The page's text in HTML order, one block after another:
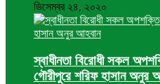
ডিসেম্বর ২৪, ২০২০
স্বাধীনতা বিরোধী সকল
গৌরীপুরে শরিফ হাসান অনুর